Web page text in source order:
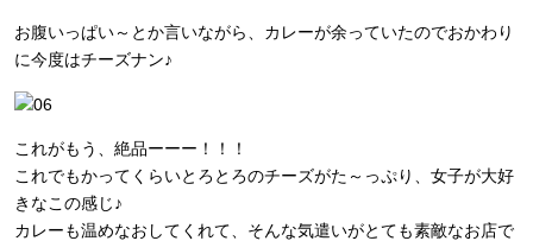
お腹いっぱい～とか言いながら、カレーが余っていたのでおかわり
に今度はチーズナン♪
これがもう、絶品ーーー！！！
これでもかってくらいとろとろのチーズがた～っぷり、女子が大好
きなこの感じ♪
カレーも温めなおしてくれて、そんな気遣いがとても素敵なお店で